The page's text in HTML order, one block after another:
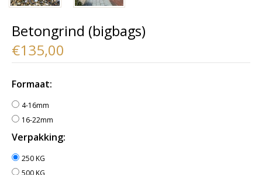
Betongrind (bigbags)
€135,00
Formaat:
4-16mm
16-22mm
Verpakking:
250 KG